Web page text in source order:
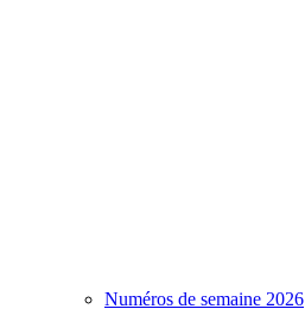
Numéros de semaine 2026